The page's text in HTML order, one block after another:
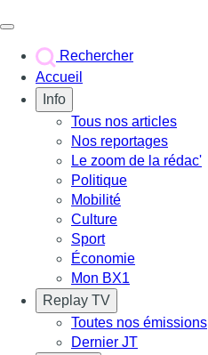
Rechercher
Accueil
Info
Tous nos articles
Nos reportages
Le zoom de la rédac'
Politique
Mobilité
Culture
Sport
Économie
Mon BX1
Replay TV
Toutes nos émissions
Dernier JT